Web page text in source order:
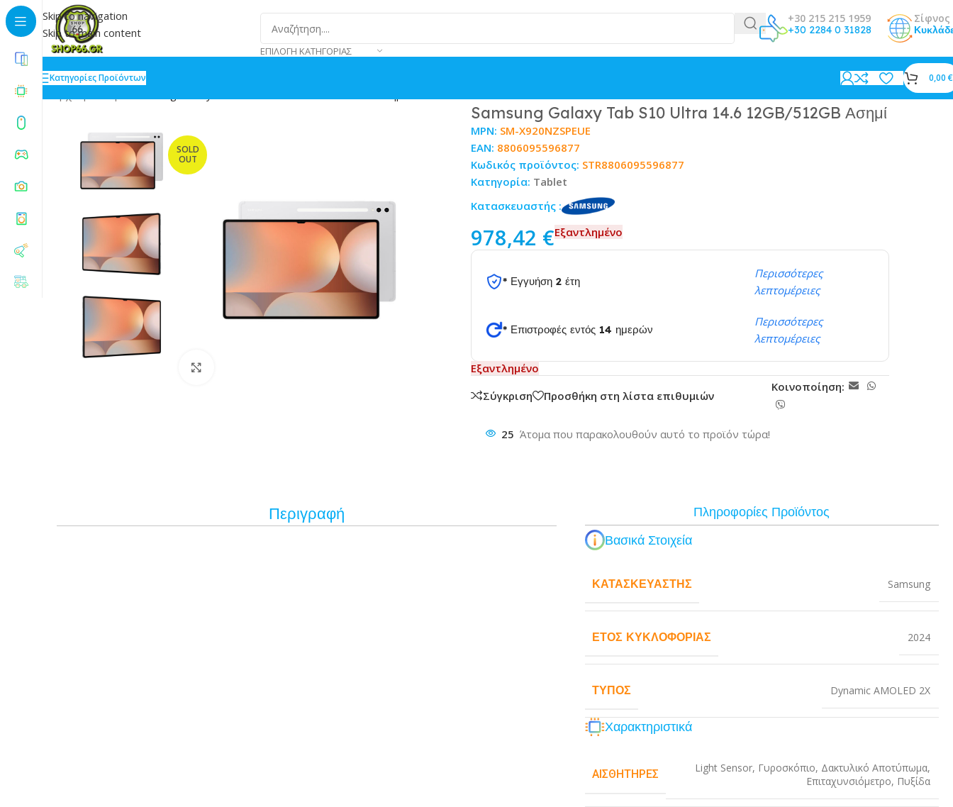
Skip to navigation
Skip to main content
ΕΠΙΛΟΓΉ ΚΑΤΗΓΟΡΊΑΣ
+30 215 215 1959
+30 2284 0 31828
Σίφνος
Κατηγορίες Προϊόντων 0,00 €
SOLD
OUT
Samsung Galaxy Tab S10 Ultra 14.6 12GB/512GB Ασημί
Κατασκευαστής :
MPN: SM-X920NZSPEUE
EAN: 8806095596877
Κωδικός προϊόντος: STR8806095596877
Κατηγορία: Tablet
978,42 €Εξαντλημένο
* Εγγυήση 2 έτη
Περισσότερες
λεπτομέρειες
* Επιστροφές εντός 14 ημερών
Περισσότερες
λεπτομέρειες
Εξαντλημένο
Σύγκριση
Προσθήκη στη λίστα επιθυμιών
Κοινοποίηση:
25 Άτομα που παρακολουθούν αυτό το προϊόν τώρα!
Περιγραφή
Πληροφορίες Προϊόντος
Βασικά Στοιχεία
ΚΑΤΑΣΚΕΥΑΣΤΉΣ Samsung
ΈΤΟΣ ΚΥΚΛΟΦΟΡΊΑΣ 2024
ΤΎΠΟΣ Dynamic AMOLED 2X
Χαρακτηριστικά
ΑΙΣΘΗΤΉΡΕΣ Light Sensor, Γυροσκόπιο, Δακτυλικό Αποτύπωμα,
Επιταχυνσιόμετρο, Πυξίδα